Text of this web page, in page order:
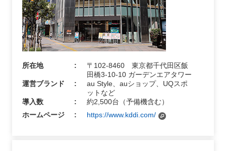
所在地
〒102-8460 東京都千代田区飯
田橋3-10-10 ガーデンエアタワー
運営ブランド
au Style、auショップ、UQスポ
ットなど
導入数
約2,500台（予備機含む）
ホームページ
https://www.kddi.com/